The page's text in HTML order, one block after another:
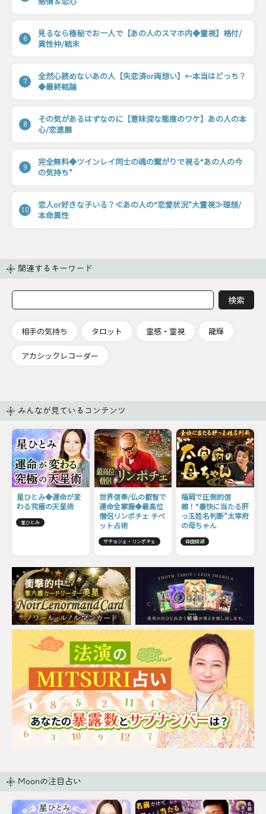
6
見るなら極秘でお一人で【あの人のスマホ内◆霊視】格付/
異性仲/結末
7
全然心読めないあの人【失恋済or両想い】←本当はどっち？
◆最終結論
8
その気があるはずなのに【意味深な態度のワケ】あの人の本
心/恋進展
9
完全無料◆ツインレイ同士の魂の繋がりで視る“あの人の今
の気持ち”
10
恋人or好きな子いる？≪あの人の“恋愛状況”大霊視≫理想/
本命異性
関連するキーワード
相手の気持ち タロット 霊感・霊視 龍輝
アカシックレコーダー
みんなが見ているコンテンツ
星ひとみ◆運命が変
わる究極の天星術
星ひとみ
世界信奉/仏の叡智で
運命全掌握◆最高位
僧侶リンポチェ チベ
ット占術
ザチョジェ・リンポチェ
福岡で圧倒的信
頼！“豪快に当たる肝
っ玉姓名判断”太宰府
の母ちゃん
森田鏡湖
Moonの注目占い